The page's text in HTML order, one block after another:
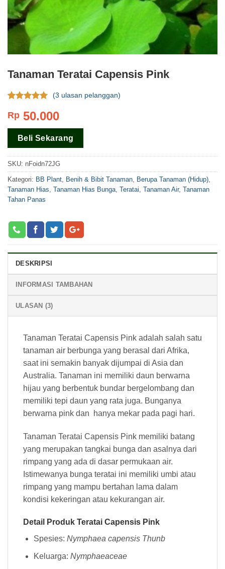
Tanaman Teratai Capensis Pink
dari 5
pelanggan
(3 ulasan pelanggan)
Rp 50.000
Beli Sekarang
SKU: nFoidn72JG
Kategori: BB Plant Benih & Bibit Tanaman Berupa Tanaman (Hidup)
Tanaman Hias Tanaman Hias Bunga Teratai Tanaman Air, Tanaman
Tahan Panas
DESKRIPSI
INFORMASI TAMBAHAN
ULASAN (3)
Tanaman Teratai Capensis Pink adalah salah satu
tanaman air berbunga yang berasal dari Afrika,
saat ini semakin banyak dijumpai di Asia dan
Australia. Tanaman ini memiliki daun berwarna
hijau yang berbentuk bundar bergelombang dan
memiliki tepi daun yang rata juga. Bunganya
berwarna pink dan hanya mekar pada pagi hari.
Tanaman Teratai Capensis Pink memiliki batang
yang merupakan tangkai bunga dan asalnya dari
rimpang yang ada di dasar permukaan air.
Istimewanya bunga teratai ini memiliki umbi atau
rimpang yang mampu bertahan lama dalam
kondisi kekeringan atau kekurangan air.
Detail Produk Teratai Capensis Pink
Spesies: Nymphaea capensis Thunb
Keluarga: Nymphaeaceae